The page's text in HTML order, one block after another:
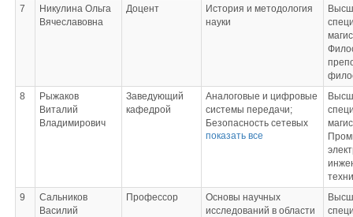
7
Никулина Ольга
Вячеславовна
Доцент
История и методология
науки
8
Рыжаков
Виталий
Владимирович
Заведующий
кафедрой
Аналоговые и цифровые
системы передачи;
Безопасность сетевых
технологий;
интернет вещей
показать все
9
Сальников
Василий
Профессор
Основы научных
исследований в области